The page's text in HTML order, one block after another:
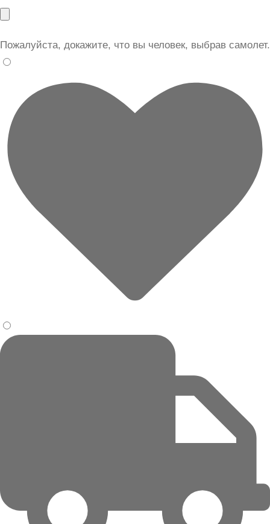
Пожалуйста, докажите, что вы человек, выбрав самолет.